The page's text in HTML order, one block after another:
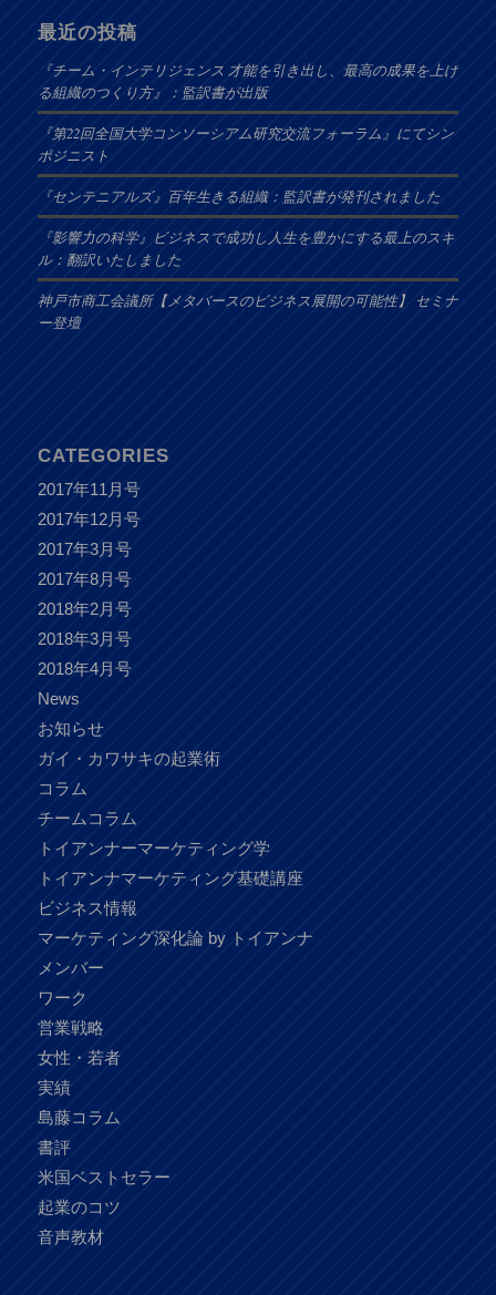
最近の投稿
『チーム・インテリジェンス 才能を引き出し、最高の成果を上げ
る組織のつくり方』：監訳書が出版
『第22回全国大学コンソーシアム研究交流フォーラム』にてシン
ポジニスト
『センテニアルズ』百年生きる組織：監訳書が発刊されました
『影響力の科学』ビジネスで成功し人生を豊かにする最上のスキ
ル：翻訳いたしました
神戸市商工会議所【メタバースのビジネス展開の可能性】 セミナ
ー登壇
CATEGORIES
2017年11月号
2017年12月号
2017年3月号
2017年8月号
2018年2月号
2018年3月号
2018年4月号
News
お知らせ
ガイ・カワサキの起業術
コラム
チームコラム
トイアンナーマーケティング学
トイアンナマーケティング基礎講座
ビジネス情報
マーケティング深化論 by トイアンナ
メンバー
ワーク
営業戦略
女性・若者
実績
島藤コラム
書評
米国ベストセラー
起業のコツ
音声教材